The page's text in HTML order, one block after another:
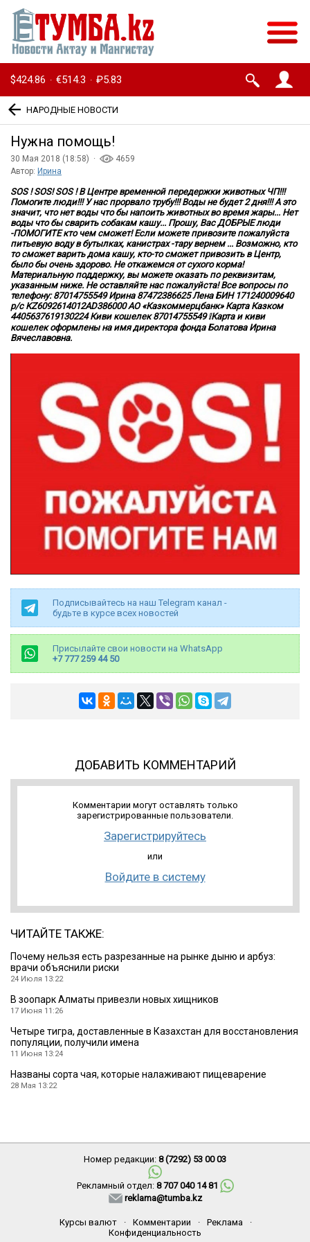
$424.86 · €514.3 · ₽5.83
НАРОДНЫЕ НОВОСТИ
Нужна помощь!
30 Мая 2018 (18:58) ·
4659
Автор: Ирина
SOS ! SOS! SOS ! В Центре временной передержки животных ЧП!!!
Помогите люди!!! У нас прорвало трубу!!! Воды не будет 2 дня!!! А это
значит, что нет воды что бы напоить животных во время жары... Нет
воды что бы сварить собакам кашу... Прошу, Вас ДОБРЫЕ люди
-ПОМОГИТЕ кто чем сможет! Если можете привозите пожалуйста
питьевую воду в бутылках, канистрах -тару вернем ... Возможно, кто
то сможет варить дома кашу, кто-то сможет привозить в Центр,
было бы очень здорово. Не откажемся от сухого корма!
Материальную поддержку, вы можете оказать по реквизитам,
указанным ниже. Не оставляйте нас пожалуйста! Все вопросы по
телефону: 87014755549 Ирина 87472386625 Лена БИН 171240009640
р/с KZ6092614012AD386000 АО «Казкоммерцбанк» Карта Казком
4405637619130224 Киви кошелек 87014755549 ❕Карта и киви
кошелек оформлены на имя директора фонда Болатова Ирина
Вячеславовна.
Подписывайтесь на наш Telegram канал -
будьте в курсе всех новостей
Присылайте свои новости на WhatsApp
+7 777 259 44 50
ДОБАВИТЬ КОММЕНТАРИЙ
Комментарии могут оставлять только
зарегистрированные пользователи.
Зарегистрируйтесь
или
Войдите в систему
ЧИТАЙТЕ ТАКЖЕ:
Почему нельзя есть разрезанные на рынке дыню и арбуз:
врачи объяснили риски
24 Июля 13:22
В зоопарк Алматы привезли новых хищников
17 Июня 11:26
Четыре тигра, доставленные в Казахстан для восстановления
популяции, получили имена
11 Июня 13:24
Названы сорта чая, которые налаживают пищеварение
28 Мая 13:22
Номер редакции: 8 (7292) 53 00 03
Рекламный отдел: 8 707 040 14 81
reklama@tumba.kz
Курсы валют · Комментарии · Реклама
·
Конфиденциальность